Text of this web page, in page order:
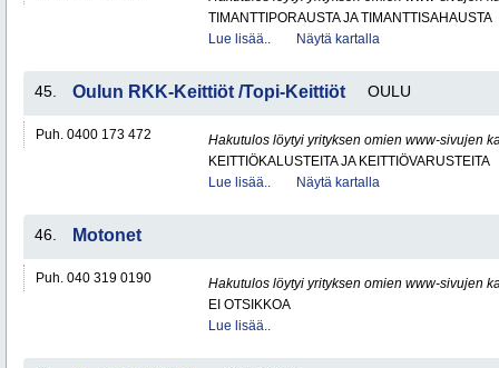
TIMANTTIPORAUSTA JA TIMANTTISAHAUSTA
Lue lisää..
Näytä kartalla
45. Oulun RKK-Keittiöt /Topi-Keittiöt OULU
Puh. 0400 173 472
Hakutulos löytyi yrityksen omien www-sivujen
KEITTIÖKALUSTEITA JA KEITTIÖVARUSTEITA
Lue lisää..
Näytä kartalla
46. Motonet
Puh. 040 319 0190
Hakutulos löytyi yrityksen omien www-sivujen
EI OTSIKKOA
Lue lisää..